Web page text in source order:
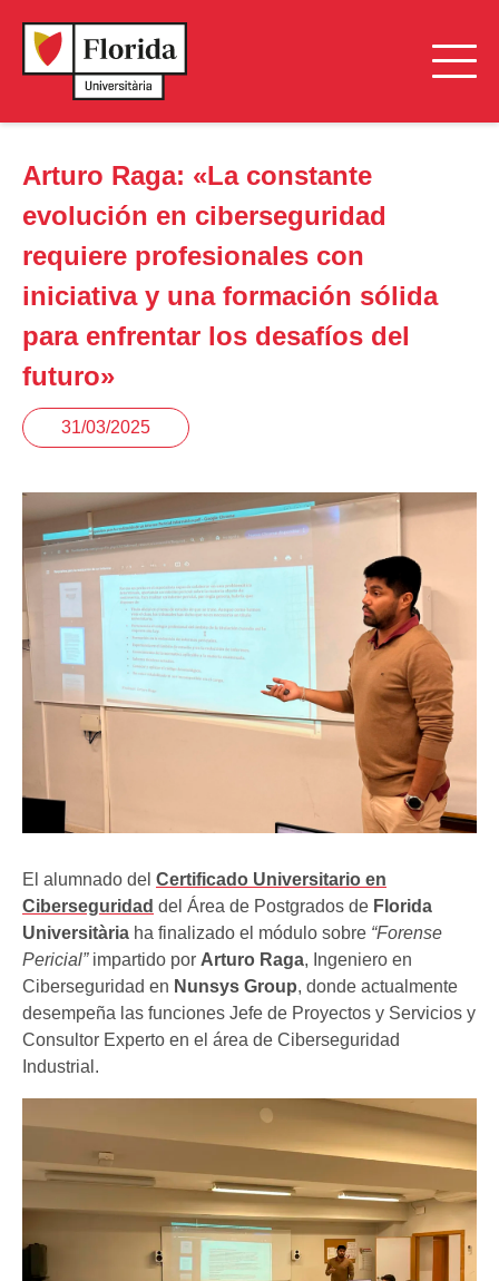
Arturo Raga: «La constante
evolución en ciberseguridad
requiere profesionales con
iniciativa y una formación sólida
para enfrentar los desafíos del
futuro»
31/03/2025
El alumnado del Certificado Universitario en
Ciberseguridad del Área de Postgrados de Florida
Universitària ha finalizado el módulo sobre “Forense
Pericial” impartido por Arturo Raga, Ingeniero en
Ciberseguridad en Nunsys Group, donde actualmente
desempeña las funciones Jefe de Proyectos y Servicios y
Consultor Experto en el área de Ciberseguridad
Industrial.